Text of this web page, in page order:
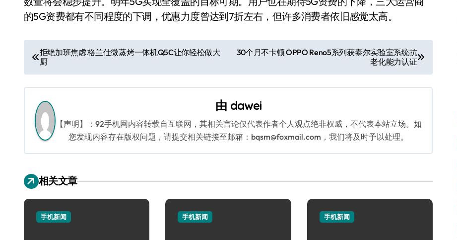
的5G资费都有不同程度的下调，优惠力度曾达到7折左右，但许多消费者依旧感觉太高。
文
章
导
航
拒绝加班焦虑 格兰仕微蒸烤一体机Q5C让你轻松做大
厨
30个月不卡顿 OPPO Reno5系列获泰尔实验室系统抗
老化能力认证
由 dawei
【声明】：92手机网内容转载自互联网，其相关言论仅代表作者个人观点绝非权威，不代表本站立场。如
您发现内容存在版权问题，请提交相关链接至邮箱：bqsm@foxmail.com，我们将及时予以处理。
相关文章
手机新闻 手机新闻 手机新闻